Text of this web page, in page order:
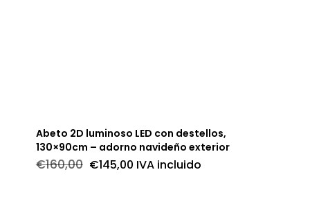
Abeto 2D luminoso LED con destellos,
130×90cm – adorno navideño exterior
€160,00 El
precio
€145,00ElIVA incluido